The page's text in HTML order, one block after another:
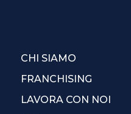
CHI SIAMO
FRANCHISING
LAVORA CON NOI